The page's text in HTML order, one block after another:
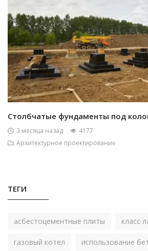
Столбчатые фундаменты под
3 месяца назад
4177
Архитектурное проектирование
ТЕГИ
асбестоцементные плиты класс
газовый котел использование